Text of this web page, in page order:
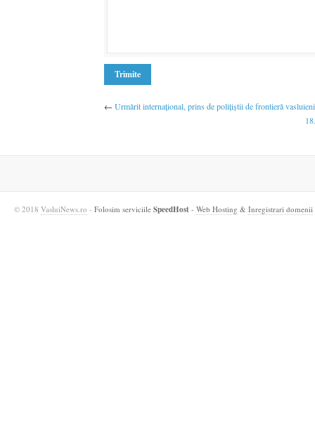
← Urmărit internaţional, prins de poliţiştii de frontieră vasluieni
© 2018 VasluiNews.ro - Folosim serviciile SpeedHost - Web Hosting & Inregistrari domenii